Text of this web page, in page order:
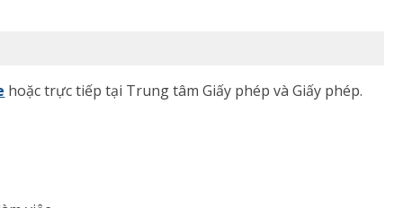
hoặc trực tiếp tại Trung tâm Giấy phép và Giấy phép.